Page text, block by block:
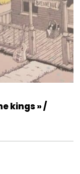
kings » /